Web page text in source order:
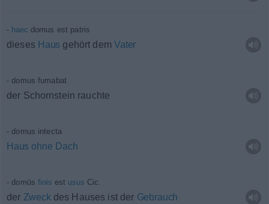
haec domus est patris
dieses Haus gehört dem Vater
domus fumabat
der Schornstein rauchte
domus intecta
Haus ohne Dach
domūsfinis est usus Cic.
der Zweck des Hauses ist der Gebrauch